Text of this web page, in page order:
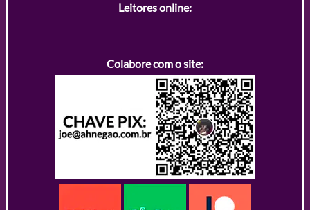
Leitores online:
Colabore com o site: